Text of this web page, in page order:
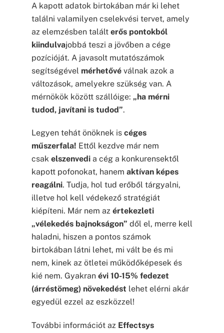
A kapott adatok birtokában már ki lehet
találni valamilyen cselekvési tervet, amely
az elemzésben talált erős pontokból
kiindulvajobbá teszi a jövőben a cége
pozícióját. A javasolt mutatószámok
segítségével mérhetővéválnak azok a
változások, amelyekre szükség van. A
mérnökök között szállóige: „ha mérni
tudod, javítani is tudod”.
Legyen tehát önöknek is céges
műszerfala! Ettől kezdve már nem
csak elszenvedia cég a konkurensektől
kapott pofonokat, hanem aktívan képes
reagálni. Tudja, hol tud erőből tárgyalni,
illetve hol kell védekező stratégiát
kiépíteni. Már nem az értekezleti
„vélekedés bajnokságon” dől el, merre kell
haladni, hiszen a pontos számok
birtokában látni lehet, mi vált be és mi
nem, kinek az ötletei működőképesek és
kié nem. Gyakran évi 10-15% fedezet
(árréstömeg) növekedést lehet elérni akár
egyedül ezzel az eszközzel!
További információt az Effectsys